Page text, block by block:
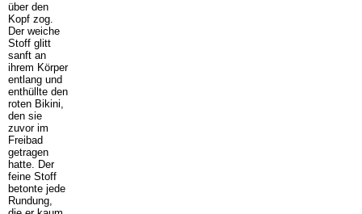
über den
Kopf zog.
Der weiche
Stoff glitt
sanft an
ihrem Körper
entlang und
enthüllte den
roten Bikini,
den sie
zuvor im
Freibad
getragen
hatte. Der
feine Stoff
betonte jede
Rundung,